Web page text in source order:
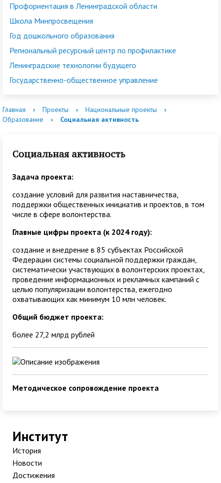
Профориентация в Ленинградской области
Школа Минпросвещения
Год дошкольного образования
Региональный ресурсный центр по профилактике
Ленинградские технологии будущего
Государственно-общественное управление
Главная › Проекты › Национальные проекты
›
Образование
› Социальная активность
Социальная активность
Задача проекта:
создание условий для развития наставничества,
поддержки общественных инициатив и проектов, в том
числе в сфере волонтерства.
Главные цифры проекта (к 2024 году):
создание и внедрение в 85 субъектах Российской
Федерации системы социальной поддержки граждан,
систематически участвующих в волонтерских проектах,
проведение информационных и рекламных кампаний с
целью популяризации волонтерства, ежегодно
охватывающих как минимум 10 млн человек.
Общий бюджет проекта:
более 27,2 млрд рублей
Методическое сопровождение проекта
Институт
История
Новости
Достижения